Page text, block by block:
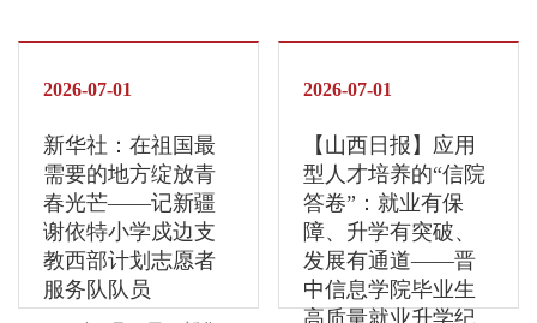
2026-07-01
新华社：在祖国最
需要的地方绽放青
春光芒——记新疆
谢依特小学戍边支
教西部计划志愿者
服务队队员
2026-07-01
【山西日报】应用
型人才培养的“信院
答卷”：就业有保
障、升学有突破、
发展有通道——晋
中信息学院毕业生
高质量就业升学纪